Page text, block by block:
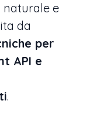
e
da
per
API e
.